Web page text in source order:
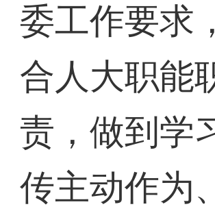
委工作要求
合人大职能
责，做到学
传主动作为